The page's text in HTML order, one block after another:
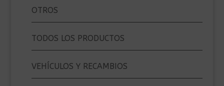
OTROS
TODOS LOS PRODUCTOS
VEHÍCULOS Y RECAMBIOS